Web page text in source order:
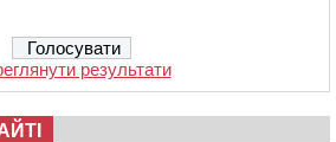
результати